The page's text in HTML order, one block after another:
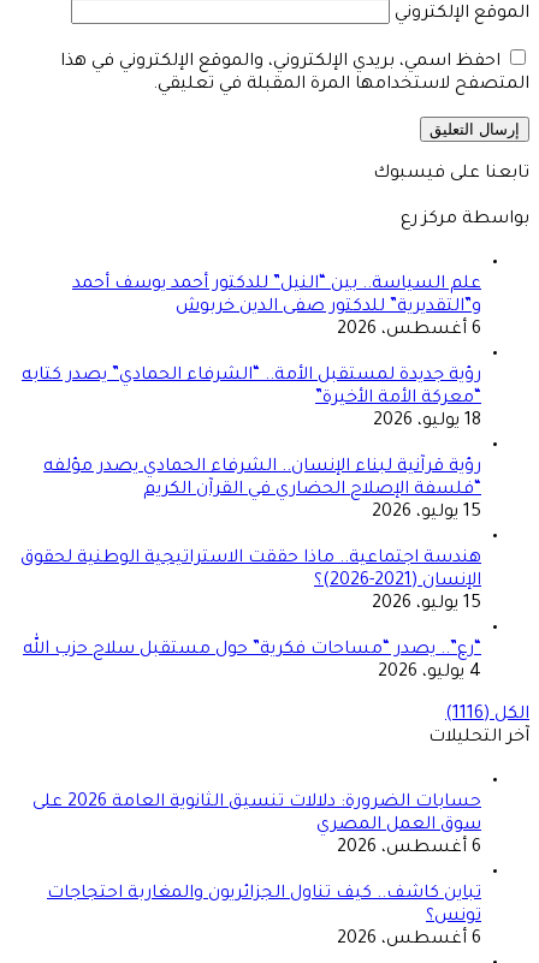
الموقع الإلكتروني
احفظ اسمي، بريدي الإلكتروني، والموقع الإلكتروني في هذا
المتصفح لاستخدامها المرة المقبلة في تعليقي.
تابعنا على فيسبوك
بواسطة مركز رع
علم السياسة.. بين “النيل” للدكتور أحمد يوسف أحمد
و”التقديرية” للدكتور صفى الدين خربوش
6 أغسطس، 2026
رؤية جديدة لمستقبل الأمة.. “الشرفاء الحمادي” يصدر كتابه
“معركة الأمة الأخيرة”
18 يوليو، 2026
رؤية قرآنية لبناء الإنسان.. الشرفاء الحمادي يصدر مؤلفه
“فلسفة الإصلاح الحضاري في القرآن الكريم
15 يوليو، 2026
هندسة اجتماعية.. ماذا حققت الاستراتيجية الوطنية لحقوق
الإنسان (2021-2026)؟
15 يوليو، 2026
“رع”.. يصدر “مساحات فكرية” حول مستقبل سلاح حزب الله
4 يوليو، 2026
الكل (1116)
آخر التحليلات
حسابات الضرورة: دلالات تنسيق الثانوية العامة 2026 على
سوق العمل المصري
6 أغسطس، 2026
تباين كاشف.. كيف تناول الجزائريون والمغاربة احتجاجات
تونس؟
6 أغسطس، 2026